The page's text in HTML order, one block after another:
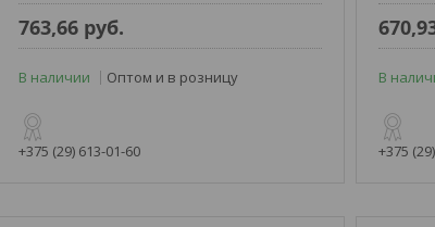
763,66 руб.
В наличии Оптом и в розницу
+375 (29) 613-01-60
В
+375